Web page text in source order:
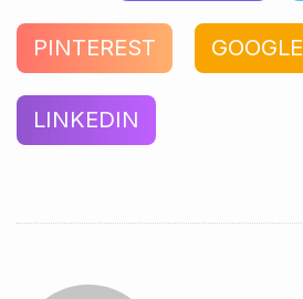
PINTEREST GOOGLE
LINKEDIN